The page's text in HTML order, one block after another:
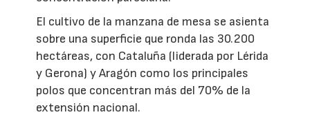
El cultivo de la manzana de mesa se asienta
sobre una superficie que ronda las 30.200
hectáreas, con Cataluña (liderada por Lérida
y Gerona) y Aragón como los principales
polos que concentran más del 70% de la
extensión nacional.